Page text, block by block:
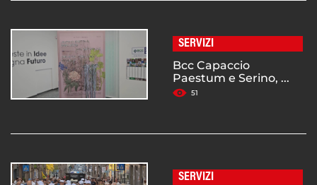
SERVIZI
Bcc Capaccio
Paestum e Serino, ...
51
SERVIZI